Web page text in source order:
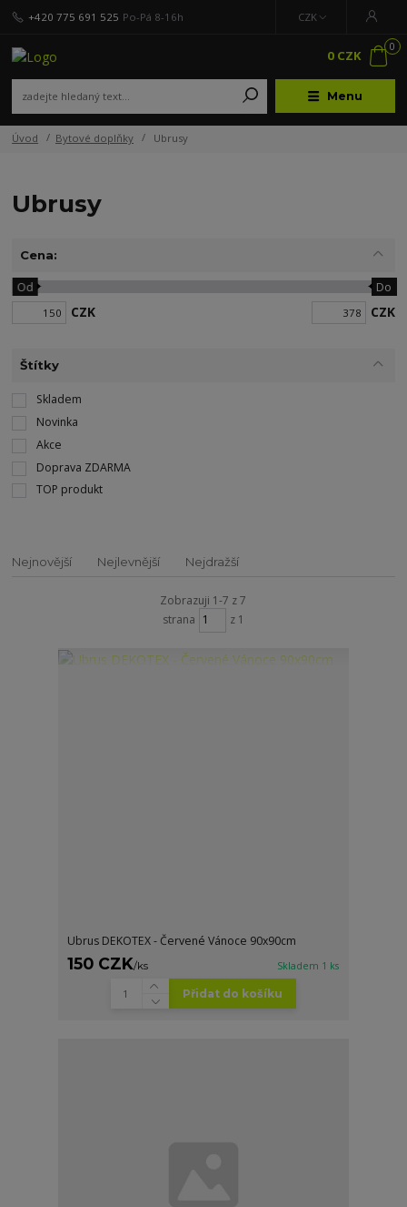
Menu
CZK
+420 775 691 525 Po-Pá 8-16h
0
0 CZK
Úvod Bytové doplňky Ubrusy
Ubrusy
Cena:
CZK
Od Do
CZK
Štítky
Skladem
Novinka
Akce
Doprava ZDARMA
TOP produkt
Nejnovější Nejlevnější Nejdražší
Zobrazuji 1-7 z 7
strana
z 1
Ubrus DEKOTEX - Červené Vánoce 90x90cm
150 CZK/ks Skladem 1 ks
Přidat do košíku